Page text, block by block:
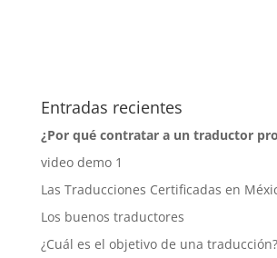
Entradas recientes
¿Por qué contratar a un traductor
video demo 1
Las Traducciones Certificadas en
Los buenos traductores
¿Cuál es el objetivo de una traducción?